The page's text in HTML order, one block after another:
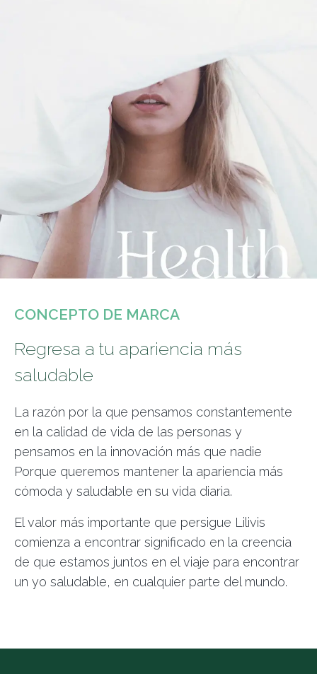
CONCEPTO DE MARCA
Regresa a tu apariencia más
saludable
La razón por la que pensamos constantemente
en la calidad de vida de las personas y
pensamos en la innovación más que nadie
Porque queremos mantener la apariencia más
cómoda y saludable en su vida diaria.
El valor más importante que persigue Lilivis
comienza a encontrar significado en la creencia
de que estamos juntos en el viaje para encontrar
un yo saludable, en cualquier parte del mundo.